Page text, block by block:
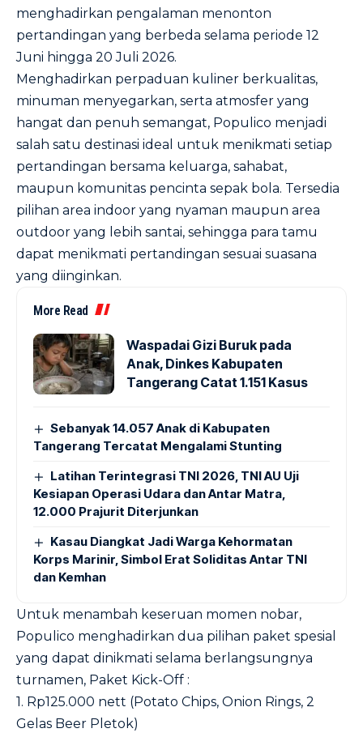
menghadirkan pengalaman menonton
pertandingan yang berbeda selama periode 12
Juni hingga 20 Juli 2026.
Menghadirkan perpaduan kuliner berkualitas,
minuman menyegarkan, serta atmosfer yang
hangat dan penuh semangat, Populico menjadi
salah satu destinasi ideal untuk menikmati setiap
pertandingan bersama keluarga, sahabat,
maupun komunitas pencinta sepak bola. Tersedia
pilihan area indoor yang nyaman maupun area
outdoor yang lebih santai, sehingga para tamu
dapat menikmati pertandingan sesuai suasana
yang diinginkan.
More Read
Waspadai Gizi Buruk pada
Anak, Dinkes Kabupaten
Tangerang Catat 1.151 Kasus
Sebanyak 14.057 Anak di Kabupaten
Tangerang Tercatat Mengalami Stunting
Latihan Terintegrasi TNI 2026, TNI AU Uji
Kesiapan Operasi Udara dan Antar Matra,
12.000 Prajurit Diterjunkan
Kasau Diangkat Jadi Warga Kehormatan
Korps Marinir, Simbol Erat Soliditas Antar TNI
dan Kemhan
Untuk menambah keseruan momen nobar,
Populico menghadirkan dua pilihan paket spesial
yang dapat dinikmati selama berlangsungnya
turnamen, Paket Kick-Off :
1. Rp125.000 nett (Potato Chips, Onion Rings, 2
Gelas Beer Pletok)